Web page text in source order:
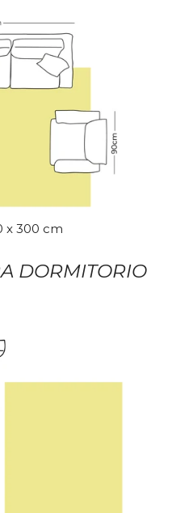
x 300 cm
DORMITORIO